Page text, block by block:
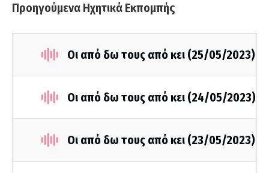
Προηγούμενα Ηχητικά Εκπομπής
Οι από δω τους από κει (25/05/2023)
Οι από δω τους από κει (24/05/2023)
Οι από δω τους από κει (23/05/2023)